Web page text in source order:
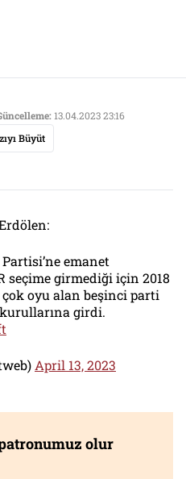
13.04.2023 23:16
Büyüt
emanet
seçime girmediği için 2018
oyu alan beşinci parti
girdi.
April 13, 2023
olur